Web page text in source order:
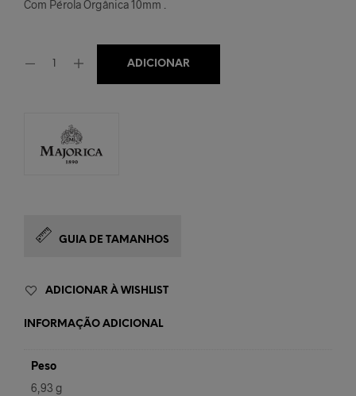
Com Pérola Orgânica 10mm .
ADICIONAR
GUIA DE TAMANHOS
ADICIONAR À WISHLIST
INFORMAÇÃO ADICIONAL
Peso
6,93 g